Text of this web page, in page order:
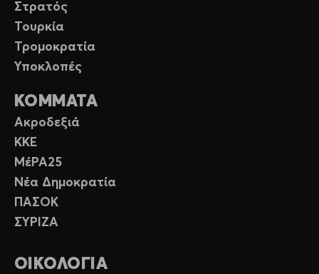
Στρατός
Τουρκία
Τρομοκρατία
Υποκλοπές
ΚΟΜΜΑΤΑ
Ακροδεξιά
ΚΚΕ
ΜέΡΑ25
Νέα Δημοκρατία
ΠΑΣΟΚ
ΣΥΡΙΖΑ
ΟΙΚΟΛΟΓΙΑ